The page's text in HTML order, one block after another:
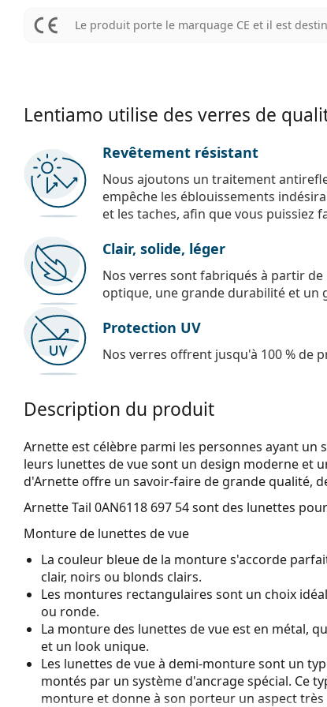
Le produit porte le marquage CE et il est
Lentiamo utilise des verres de
Revêtement résistant
Nous ajoutons un traitement
empêche les éblouissements
et les taches, afin que vous puissiez
Clair, solide, léger
Nos verres sont fabriqués à partir
optique, une grande durabilité et un
Protection UV
Nos verres offrent jusqu'à 100 % de
Description du produit
Arnette est célèbre parmi les personnes ayant un
leurs lunettes de vue sont un design moderne et
d'Arnette offre un savoir-faire de grande qualité,
Arnette Tail 0AN6118 697 54sont des lunettes
Monture de lunettes de vue
La couleur bleue de la monture s'accorde
clair, noirs ou blonds clairs.
Les montures rectangulaires sont un choix
ou ronde.
La monture des lunettes de vue est en métal,
et un look unique.
Les lunettes de vue à demi-monture sont un
montés par un système d'ancrage spécial. Ce
monture et donne à son porteur un aspect